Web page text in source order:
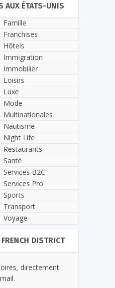
AUX ÉTATS-UNIS
Famille
Franchises
Hôtels
Immigration
Immobilier
Loisirs
Luxe
Mode
Multinationales
Nautisme
Night Life
Restaurants
Santé
Services B2C
Services Pro
Sports
Transport
Voyage
DISTRICT
directement